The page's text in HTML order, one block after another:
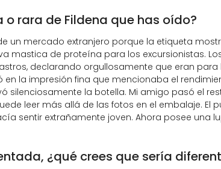
rara de Fildena que has oído?
un mercado extranjero porque la etiqueta
mastica de proteína para los excursionistas.
declarando orgullosamente que eran para
la impresión fina que mencionaba el
silenciosamente la botella. Mi amigo pasó el
leer más allá de las fotos en el embalaje. El
sentir extrañamente joven. Ahora posee una
¿qué crees que sería